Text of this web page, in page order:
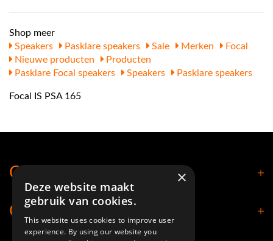
Shop meer
Speakers
Pasklare speakers Sale Merken
Focal
Nieuwe producten
Producten
Pasklare Focal speakers
Speakers Pasklare speakers
Focal IS PSA 165
Contact
Openingstijden
×
Deze website maakt
gebruik van cookies.
This website uses cookies to improve user
experience. By using our website you